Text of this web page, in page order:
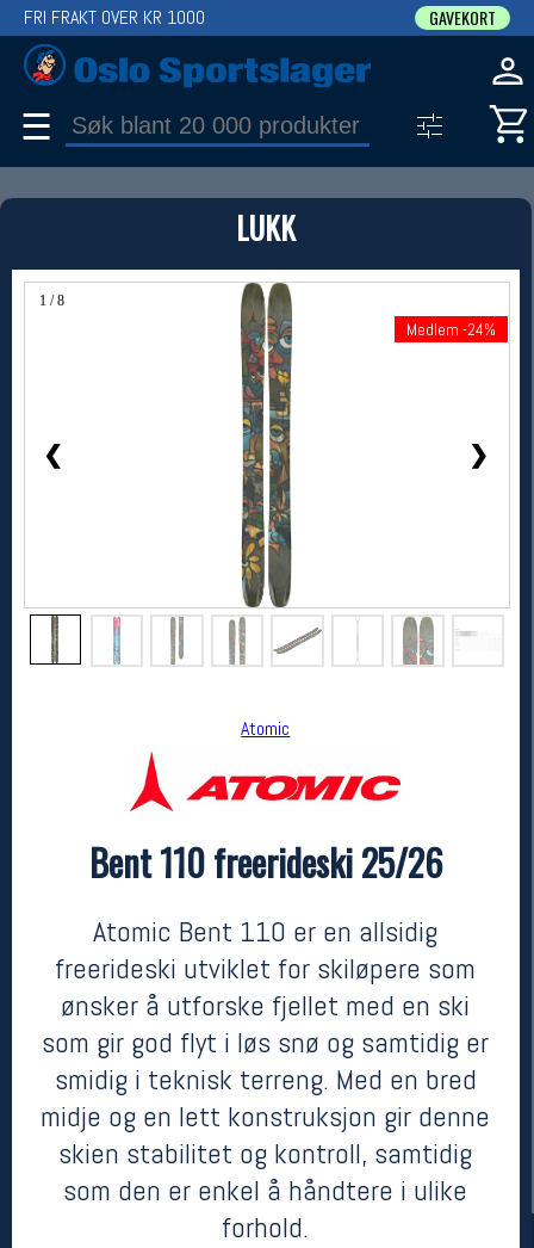
LUKK
1 / 8
❮ ❯
Medlem -24%
Atomic
Bent 110 freerideski 25/26
Atomic Bent 110 er en allsidig
freerideski utviklet for skiløpere som
ønsker å utforske fjellet med en ski
som gir god flyt i løs snø og samtidig er
smidig i teknisk terreng. Med en bred
midje og en lett konstruksjon gir denne
skien stabilitet og kontroll, samtidig
som den er enkel å håndtere i ulike
forhold.
FRI FRAKT OVER KR 1000 GAVEKORT
☰
PRODUKT
Produkter (1)
Bruk filter til å spisse søket
Atomic
9299,- MEDLEM:6999,-